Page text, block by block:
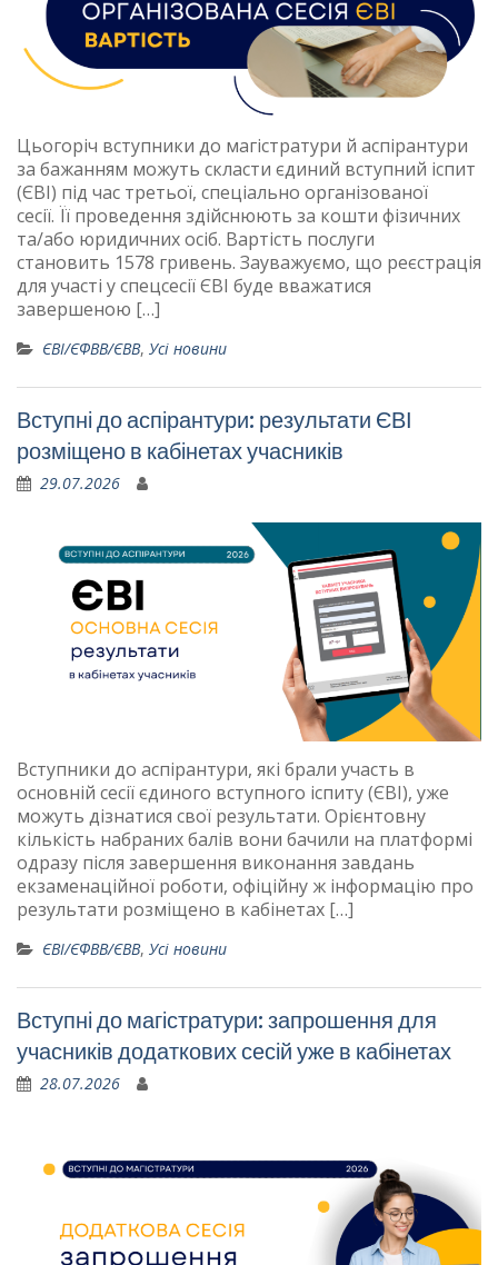
Цьогоріч вступники до магістратури й аспірантури
за бажанням можуть скласти єдиний вступний іспит
(ЄВІ) під час третьої, спеціально організованої
сесії. Її проведення здійснюють за кошти фізичних
та/або юридичних осіб. Вартість послуги
становить 1578 гривень. Зауважуємо, що реєстрація
для участі у спецсесії ЄВІ буде вважатися
завершеною […]
ЄВІ/ЄФВВ/ЄВВ, Усі новини
Вступні до аспірантури: результати ЄВІ
розміщено в кабінетах учасників
29.07.2026
Вступники до аспірантури, які брали участь в
основній сесії єдиного вступного іспиту (ЄВІ), уже
можуть дізнатися свої результати. Орієнтовну
кількість набраних балів вони бачили на платформі
одразу після завершення виконання завдань
екзаменаційної роботи, офіційну ж інформацію про
результати розміщено в кабінетах […]
ЄВІ/ЄФВВ/ЄВВ, Усі новини
Вступні до магістратури: запрошення для
учасників додаткових сесій уже в кабінетах
28.07.2026